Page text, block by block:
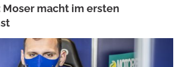
Moser macht im ersten